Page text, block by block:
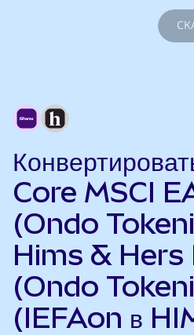
Core MSCI
(Ondo
Hims & Hers
(Ondo
(IEFAon в